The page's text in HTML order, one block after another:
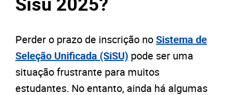
Perder o prazo de inscrição noSistema de
Seleção Unificada (SiSU) pode ser uma
situação frustrante para muitos
estudantes. No entanto, ainda há algumas